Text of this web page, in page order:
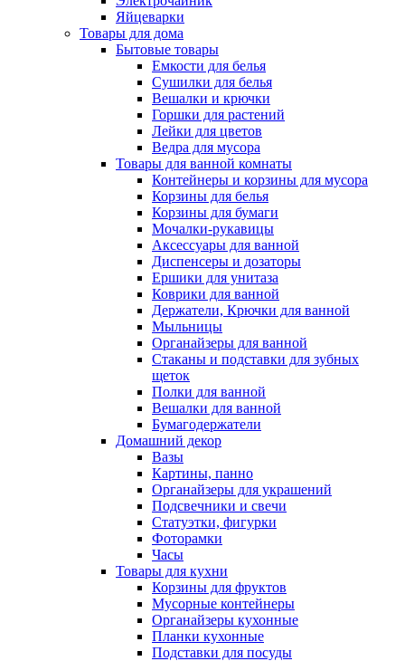
Яйцеварки
Товары для дома
Бытовые товары
Емкости для белья
Сушилки для белья
Вешалки и крючки
Горшки для растений
Лейки для цветов
Ведра для мусора
Товары для ванной комнаты
Контейнеры и корзины для мусора
Корзины для белья
Корзины для бумаги
Мочалки-рукавицы
Аксессуары для ванной
Диспенсеры и дозаторы
Ершики для унитаза
Коврики для ванной
Держатели, Крючки для ванной
Мыльницы
Органайзеры для ванной
Стаканы и подставки для зубных
щеток
Полки для ванной
Вешалки для ванной
Бумагодержатели
Домашний декор
Вазы
Картины, панно
Органайзеры для украшений
Подсвечники и свечи
Статуэтки, фигурки
Фоторамки
Часы
Товары для кухни
Корзины для фруктов
Мусорные контейнеры
Органайзеры кухонные
Планки кухонные
Подставки для посуды